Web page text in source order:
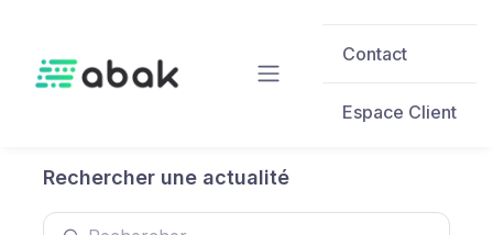
Contact
Espace Client
Rechercher une actualité